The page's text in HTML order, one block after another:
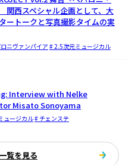
覧を見る
西スペシャル企画として、大
ートークと写真撮影タイムの実
ニヴァンパイア# 2.5次元ミュージカル
Interview with Nelke
Misato Sonoyama
ュージカル# チェンステ